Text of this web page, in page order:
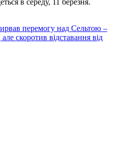
в середу, 11 березня.
перемогу над Сельтою –
скоротив відставання від